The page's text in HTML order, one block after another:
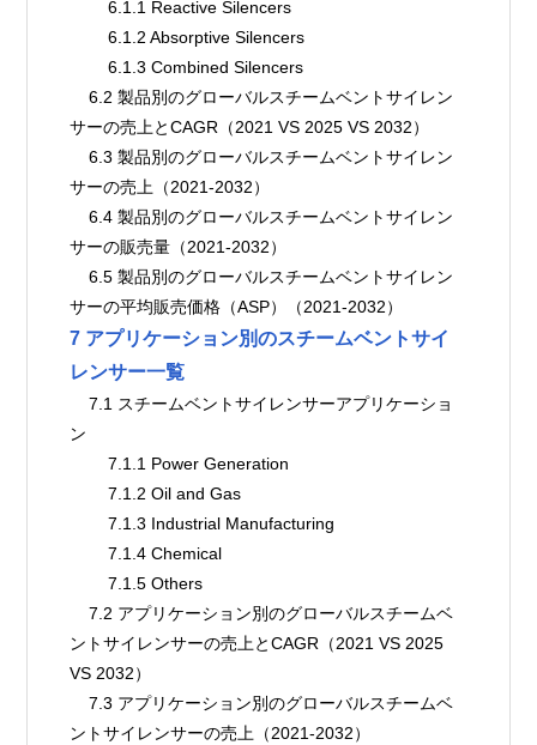
        6.1.1 Reactive Silencers
        6.1.2 Absorptive Silencers
        6.1.3 Combined Silencers
    6.2 製品別のグローバルスチームベントサイレン
サーの売上とCAGR（2021 VS 2025 VS 2032）
    6.3 製品別のグローバルスチームベントサイレン
サーの売上（2021-2032）
    6.4 製品別のグローバルスチームベントサイレン
サーの販売量（2021-2032）
    6.5 製品別のグローバルスチームベントサイレン
サーの平均販売価格（ASP）（2021-2032）
7 アプリケーション別のスチームベントサイ
レンサー一覧
    7.1 スチームベントサイレンサーアプリケーショ
ン
        7.1.1 Power Generation
        7.1.2 Oil and Gas
        7.1.3 Industrial Manufacturing
        7.1.4 Chemical
        7.1.5 Others
    7.2 アプリケーション別のグローバルスチームベ
ントサイレンサーの売上とCAGR（2021 VS 2025
VS 2032）
    7.3 アプリケーション別のグローバルスチームベ
ントサイレンサーの売上（2021-2032）